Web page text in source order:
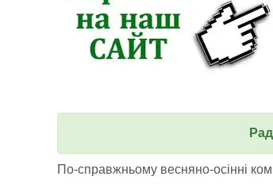
По-справжньому весняно-осінні